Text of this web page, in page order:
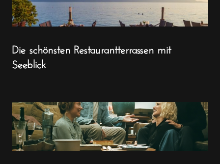
Die schönsten Restaurantterrassen mit
Seeblick